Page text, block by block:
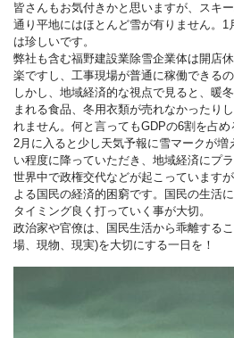
皆さんもお気付きかと思いますが、スキ
通り平地にはほとんど雪が有りません。
は珍しいです。
弊社も含む福野建設業除雪企業体は開店
楽ですし、工事現場が普通に稼働できるの
しかし、地域経済的な視点で見ると、暖
まれる食品、冬用衣類が売れなかったり
れません。何と言ってもGDPの6割を占め
2月に入ると少し天気予報に雪マークが増
い程度に降っていただき、地域経済にプ
世界中で政権交代などが起こっています
よる国民の経済的困窮です。国民の生活
タイミング良く打っていく事が大切。
政治家や官僚は、国民生活から乖離する
場、現物、現実)を大切にする一日を！